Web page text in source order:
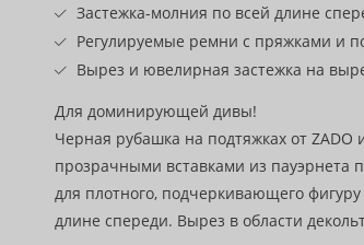
Застежка-молния по всей длине
Регулируемые ремни с пряжками и
Вырез и ювелирная застежка на
Для доминирующей дивы!
Черная рубашка на подтяжках от ZADO
прозрачными вставками из пауэрнета
для плотного, подчеркивающего
длине спереди. Вырез в области